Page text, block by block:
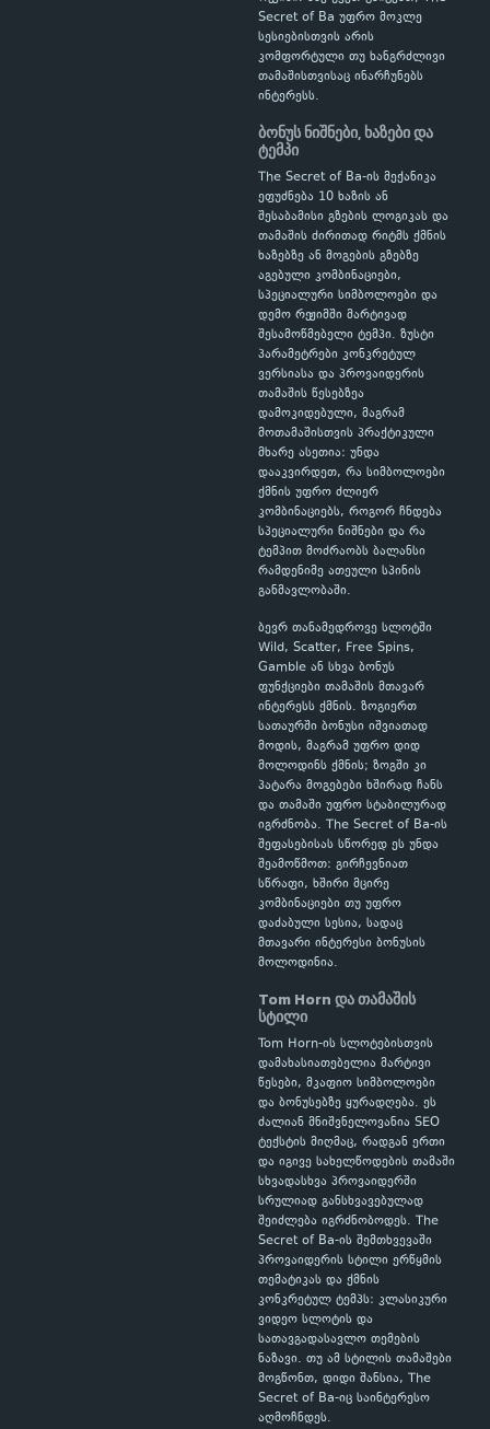
Secret of Ba უფრო მოკლე
სესიებისთვის არის
კომფორტული თუ ხანგრძლივი
თამაშისთვისაც ინარჩუნებს
ინტერესს.
ბონუს ნიშნები, ხაზები და
ტემპი
The Secret of Ba-ის მექანიკა
ეფუძნება 10 ხაზის ან
შესაბამისი გზების ლოგიკას და
თამაშის ძირითად რიტმს ქმნის
ხაზებზე ან მოგების გზებზე
აგებული კომბინაციები,
სპეციალური სიმბოლოები და
დემო რეჟიმში მარტივად
შესამოწმებელი ტემპი. ზუსტი
პარამეტრები კონკრეტულ
ვერსიასა და პროვაიდერის
თამაშის წესებზეა
დამოკიდებული, მაგრამ
მოთამაშისთვის პრაქტიკული
მხარე ასეთია: უნდა
დააკვირდეთ, რა სიმბოლოები
ქმნის უფრო ძლიერ
კომბინაციებს, როგორ ჩნდება
სპეციალური ნიშნები და რა
ტემპით მოძრაობს ბალანსი
რამდენიმე ათეული სპინის
განმავლობაში.
ბევრ თანამედროვე სლოტში
Wild, Scatter, Free Spins,
Gamble ან სხვა ბონუს
ფუნქციები თამაშის მთავარ
ინტერესს ქმნის. ზოგიერთ
სათაურში ბონუსი იშვიათად
მოდის, მაგრამ უფრო დიდ
მოლოდინს ქმნის; ზოგში კი
პატარა მოგებები ხშირად ჩანს
და თამაში უფრო სტაბილურად
იგრძნობა. The Secret of Ba-ის
შეფასებისას სწორედ ეს უნდა
შეამოწმოთ: გირჩევნიათ
სწრაფი, ხშირი მცირე
კომბინაციები თუ უფრო
დაძაბული სესია, სადაც
მთავარი ინტერესი ბონუსის
მოლოდინია.
Tom Horn და თამაშის
სტილი
Tom Horn-ის სლოტებისთვის
დამახასიათებელია მარტივი
წესები, მკაფიო სიმბოლოები
და ბონუსებზე ყურადღება. ეს
ძალიან მნიშვნელოვანია SEO
ტექსტის მიღმაც, რადგან ერთი
და იგივე სახელწოდების თამაში
სხვადასხვა პროვაიდერში
სრულიად განსხვავებულად
შეიძლება იგრძნობოდეს. The
Secret of Ba-ის შემთხვევაში
პროვაიდერის სტილი ერწყმის
თემატიკას და ქმნის
კონკრეტულ ტემპს: კლასიკური
ვიდეო სლოტის და
სათავგადასავლო თემების
ნაზავი. თუ ამ სტილის თამაშები
მოგწონთ, დიდი შანსია, The
Secret of Ba-იც საინტერესო
აღმოჩნდეს.